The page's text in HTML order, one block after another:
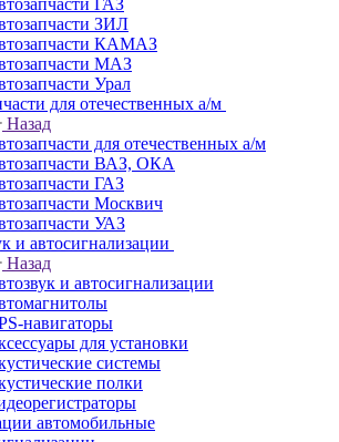
ГАЗ
ЗИЛ
КАМАЗ
МАЗ
Урал
для отечественных а/м
Назад
для отечественных а/м
ВАЗ, ОКА
ГАЗ
Москвич
УАЗ
и автосигнализации
Назад
и автосигнализации
навигаторы
для установки
системы
полки
автомобильные